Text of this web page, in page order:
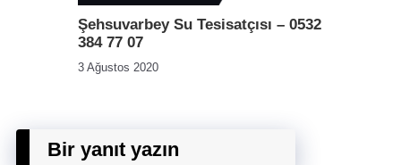
Şehsuvarbey Su Tesisatçısı – 0532
384 77 07
3 Ağustos 2020
Bir yanıt yazın